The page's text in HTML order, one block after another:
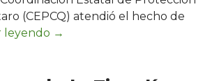
(CEPCQ) atendió el hecho de